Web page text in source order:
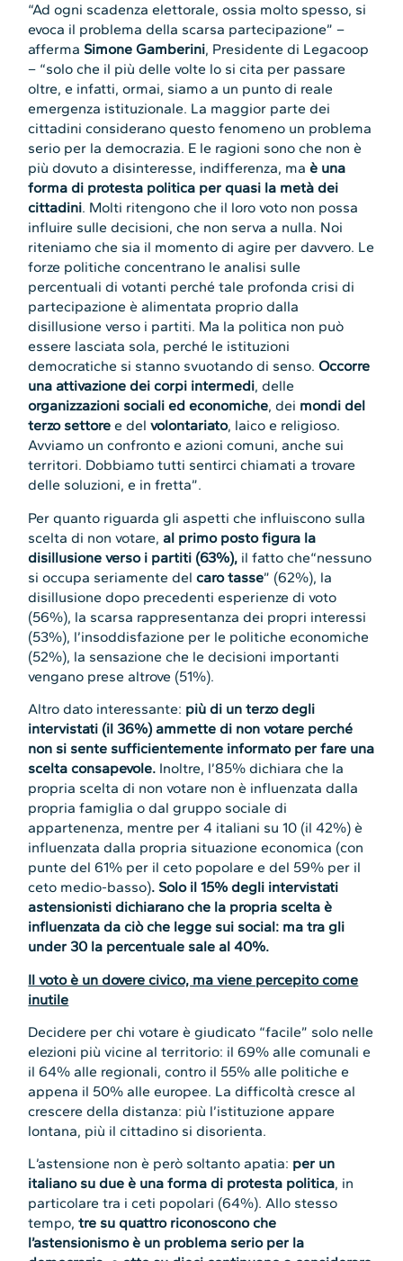
“Ad ogni scadenza elettorale, ossia molto spesso, si
evoca il problema della scarsa partecipazione” –
afferma Simone Gamberini, Presidente di Legacoop
– “solo che il più delle volte lo si cita per passare
oltre, e infatti, ormai, siamo a un punto di reale
emergenza istituzionale. La maggior parte dei
cittadini considerano questo fenomeno un problema
serio per la democrazia. E le ragioni sono che non è
più dovuto a disinteresse, indifferenza, maè una
forma di protesta politica per quasi la metà dei
cittadini. Molti ritengono che il loro voto non possa
influire sulle decisioni, che non serva a nulla. Noi
riteniamo che sia il momento di agire per davvero. Le
forze politiche concentrano le analisi sulle
percentuali di votanti perché tale profonda crisi di
partecipazione è alimentata proprio dalla
disillusione verso i partiti. Ma la politica non può
essere lasciata sola, perché le istituzioni
democratiche si stanno svuotando di senso.Occorre
una attivazione dei corpi intermedi, delle
organizzazioni sociali ed economiche, dei mondi del
terzo settore e delvolontariato, laico e religioso.
Avviamo un confronto e azioni comuni, anche sui
territori. Dobbiamo tutti sentirci chiamati a trovare
delle soluzioni, e in fretta”.
Per quanto riguarda gli aspetti che influiscono sulla
scelta di non votare,al primo posto figura la
disillusione verso i partiti (63%), il fatto che“nessuno
si occupa seriamente delcaro tasse” (62%), la
disillusione dopo precedenti esperienze di voto
(56%), la scarsa rappresentanza dei propri interessi
(53%), l’insoddisfazione per le politiche economiche
(52%), la sensazione che le decisioni importanti
vengano prese altrove (51%).
Altro dato interessante: più di un terzo degli
intervistati (il 36%) ammette di non votare perché
non si sente sufficientemente informato per fare una
scelta consapevole. Inoltre, l’85% dichiara che la
propria scelta di non votare non è influenzata dalla
propria famiglia o dal gruppo sociale di
appartenenza, mentre per 4 italiani su 10 (il 42%) è
influenzata dalla propria situazione economica (con
punte del 61% per il ceto popolare e del 59% per il
ceto medio-basso). Solo il 15% degli intervistati
astensionisti dichiarano che la propria scelta è
influenzata da ciò che legge sui social: ma tra gli
under 30 la percentuale sale al 40%.
Il voto è un dovere civico, ma viene percepito come
inutile
Decidere per chi votare è giudicato “facile” solo nelle
elezioni più vicine al territorio: il 69% alle comunali e
il 64% alle regionali, contro il 55% alle politiche e
appena il 50% alle europee. La difficoltà cresce al
crescere della distanza: più l’istituzione appare
lontana, più il cittadino si disorienta.
L’astensione non è però soltanto apatia: per un
italiano su due è una forma di protesta politica, in
particolare tra i ceti popolari (64%). Allo stesso
tempo,tre su quattro riconoscono che
l’astensionismo è un problema serio per la